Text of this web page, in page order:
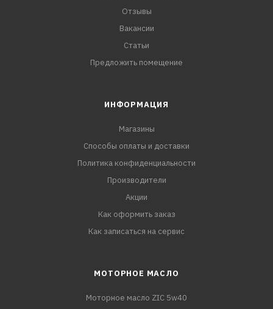
Отзывы
Вакансии
Статьи
Предложить помещение
ИНФОРМАЦИЯ
Магазины
Способы оплаты и доставки
Политика конфиденциальности
Производители
Акции
Как оформить заказ
Как записаться на сервис
МОТОРНОЕ МАСЛО
Моторное масло ZIC 5w40